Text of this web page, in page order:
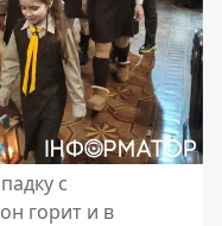
с
горит и в